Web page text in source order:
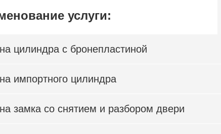
услуги:
цилиндра с бронепластиной
импортного цилиндра
замка со снятием и разбором двери